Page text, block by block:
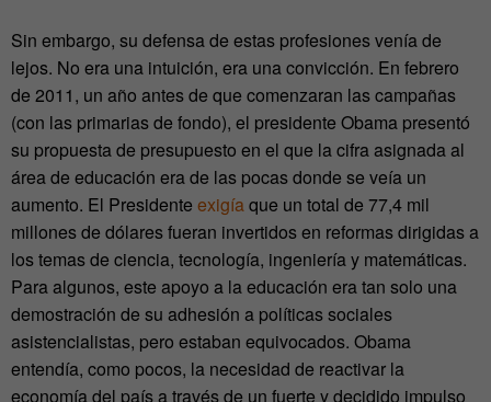
Sin embargo, su defensa de estas profesiones venía de
lejos. No era una intuición, era una convicción. En febrero
de 2011, un año antes de que comenzaran las campañas
(con las primarias de fondo), el presidente Obama presentó
su propuesta de presupuesto en el que la cifra asignada al
área de educación era de las pocas donde se veía un
aumento. El Presidente exigíaque un total de 77,4 mil
millones de dólares fueran invertidos en reformas dirigidas a
los temas de ciencia, tecnología, ingeniería y matemáticas.
Para algunos, este apoyo a la educación era tan solo una
demostración de su adhesión a políticas sociales
asistencialistas, pero estaban equivocados. Obama
entendía, como pocos, la necesidad de reactivar la
economía del país a través de un fuerte y decidido impulso